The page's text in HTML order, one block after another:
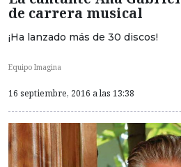
de carrera musical
¡Ha lanzado más de 30 discos!
Equipo Imagina
16 septiembre, 2016 a las 13:38